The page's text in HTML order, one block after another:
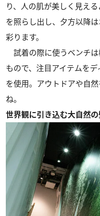
り、人の肌が美しく見え
を照らし出し、夕方以降
彩ります。
試着の際に使うベンチ
もので、注目アイテムを
を使用。アウトドアや自
ね。
世界観に引き込む大自然